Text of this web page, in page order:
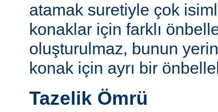
atamak suretiyle çok
konaklar için farklı
oluşturulmaz, bunun
konak için ayrı bir
Tazelik Ömrü